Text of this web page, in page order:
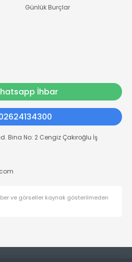
Günlük Burçlar
İhbar
Bina No: 2 Cengiz Çakıroğlu İş
ve görseller kaynak gösterilmeden